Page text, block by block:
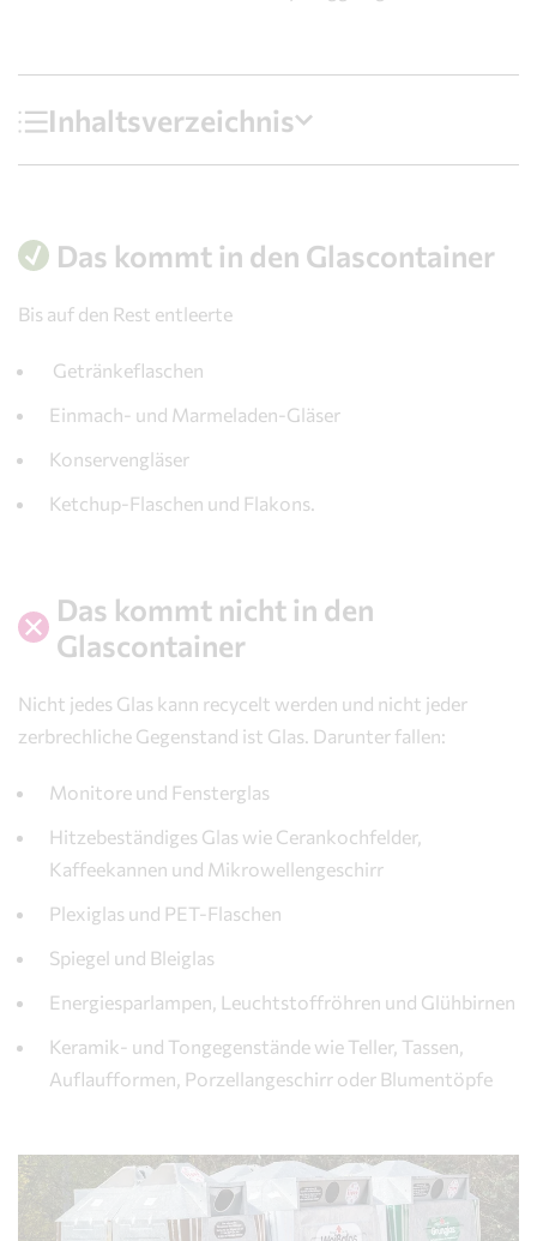
Inhaltsverzeichnis
Standorte
zu wissen
Das kommt in den Glascontainer
Bis auf den Rest entleerte
Getränkeflaschen
Einmach- und Marmeladen-Gläser
Konservengläser
Ketchup-Flaschen und Flakons.
Das kommt nicht in den
Glascontainer
Nicht jedes Glas kann recycelt werden und nicht jeder
zerbrechliche Gegenstand ist Glas. Darunter fallen:
Monitore und Fensterglas
Hitzebeständiges Glas wie Cerankochfelder,
Kaffeekannen und Mikrowellengeschirr
Plexiglas und PET-Flaschen
Spiegel und Bleiglas
Energiesparlampen, Leuchtstoffröhren und Glühbirnen
Keramik- und Tongegenstände wie Teller, Tassen,
Auflaufformen, Porzellangeschirr oder Blumentöpfe